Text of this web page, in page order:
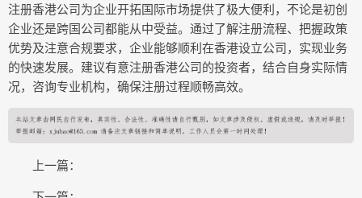
注册香港公司为企业开拓国际市场提供了极大便利，不论是初创
企业还是跨国公司都能从中受益。通过了解注册流程、把握政策
优势及注意合规要求，企业能够顺利在香港设立公司，实现业务
的快速发展。建议有意注册香港公司的投资者，结合自身实际情
况，咨询专业机构，确保注册过程顺畅高效。
上一篇：